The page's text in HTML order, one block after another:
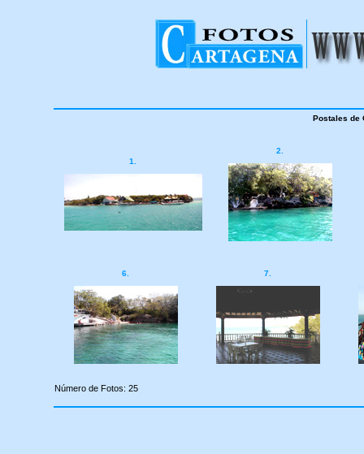
Postales de
1.
2.
6. 7.
Número de Fotos: 25